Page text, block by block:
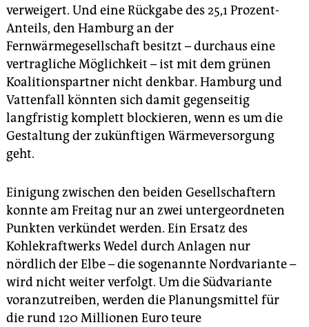
verweigert. Und eine Rückgabe des 25,1 Prozent-
Anteils, den Hamburg an der
Fernwärmegesellschaft besitzt – durchaus eine
vertragliche Möglichkeit – ist mit dem grünen
Koalitionspartner nicht denkbar. Hamburg und
Vattenfall könnten sich damit gegenseitig
langfristig komplett blockieren, wenn es um die
Gestaltung der zukünftigen Wärmeversorgung
geht.
Einigung zwischen den beiden Gesellschaftern
konnte am Freitag nur an zwei untergeordneten
Punkten verkündet werden. Ein Ersatz des
Kohlekraftwerks Wedel durch Anlagen nur
nördlich der Elbe – die sogenannte Nordvariante –
wird nicht weiter verfolgt. Um die Südvariante
voranzutreiben, werden die Planungsmittel für
die rund 120 Millionen Euro teure